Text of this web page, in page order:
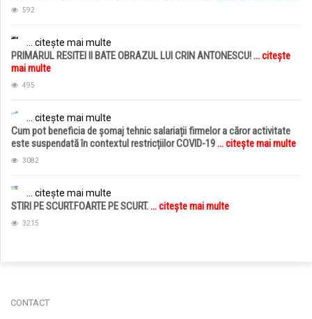
592
... citește mai multe
PRIMARUL RESITEI II BATE OBRAZUL LUI CRIN ANTONESCU!... citește
mai multe
495
... citește mai multe
Cum pot beneficia de șomaj tehnic salariații firmelor a căror activitate
este suspendată în contextul restricțiilor COVID-19... citește mai multe
3082
... citește mai multe
STIRI PE SCURT.FOARTE PE SCURT.... citește mai multe
3215
CONTACT